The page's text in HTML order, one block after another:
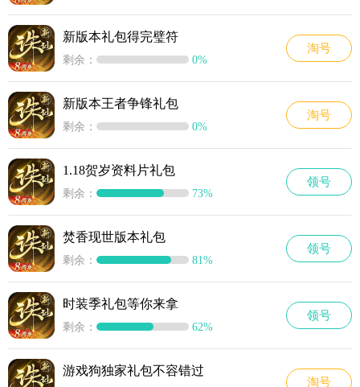
新版本礼包得完璧符
剩余： 0%
淘号
新版本王者争锋礼包
剩余： 0%
淘号
1.18贺岁资料片礼包
剩余： 73%
领号
焚香现世版本礼包
剩余： 81%
领号
时装季礼包等你来拿
剩余： 62%
领号
游戏狗独家礼包不容错过
淘号